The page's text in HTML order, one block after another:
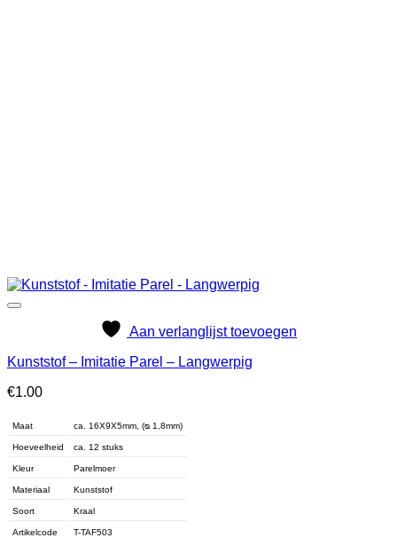
Aan verlanglijst toevoegen
Kunststof – Imitatie Parel – Langwerpig
€1.00
Maat ca. 16X9X5mm, (ᴓ 1,8mm)
Hoeveelheid ca. 12 stuks
Kleur Parelmoer
Materiaal Kunststof
Soort Kraal
Artikelcode T-TAF503